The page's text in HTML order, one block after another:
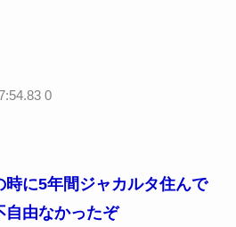
0
に5年間ジャカルタ住んで
自由なかったぞ